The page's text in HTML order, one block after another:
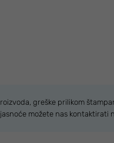
greške prilikom
možete nas kontaktirati